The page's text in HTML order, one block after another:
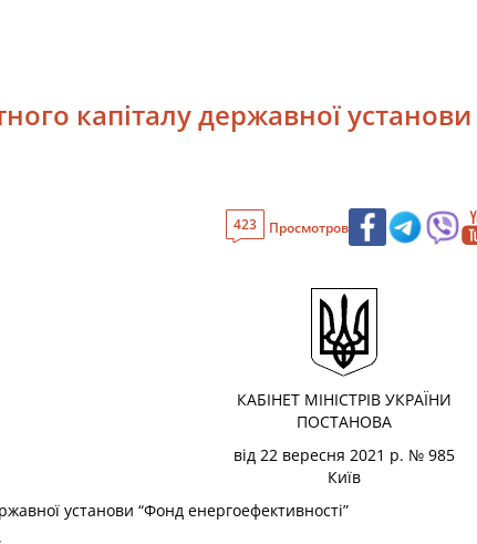
капіталу державної
423 Просмотров
КАБІНЕТ МІНІСТРІВ УКРАЇНИ
ПОСТАНОВА
від 22 вересня 2021 р. № 985
Київ
установи “Фонд енергоефективності”